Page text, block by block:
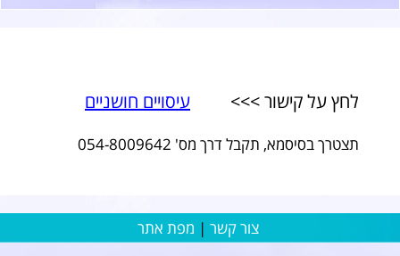
לחץ על קישור >>> עיסויים חושניים
תצטרך בסיסמא, תקבל דרך מס' 054-8009642
צור קשר | מפת אתר